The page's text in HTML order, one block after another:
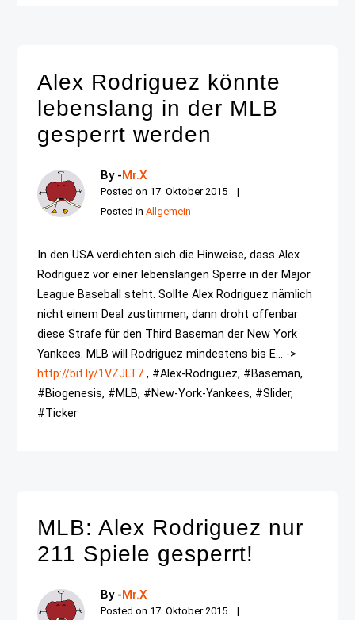
Alex Rodriguez könnte
lebenslang in der MLB
gesperrt werden
By -Mr.X
Posted on 17. Oktober 2015
Posted inAllgemein
In den USA verdichten sich die Hinweise, dass Alex
Rodriguez vor einer lebenslangen Sperre in der Major
League Baseball steht. Sollte Alex Rodriguez nämlich
nicht einem Deal zustimmen, dann droht offenbar
diese Strafe für den Third Baseman der New York
Yankees. MLB will Rodriguez mindestens bis E... ->
http://bit.ly/1VZJLT7 , #Alex-Rodriguez, #Baseman,
#Biogenesis, #MLB, #New-York-Yankees, #Slider,
#Ticker
MLB: Alex Rodriguez nur
211 Spiele gesperrt!
By -Mr.X
Posted on 17. Oktober 2015